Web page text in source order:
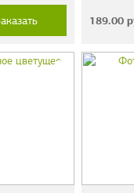
189.00